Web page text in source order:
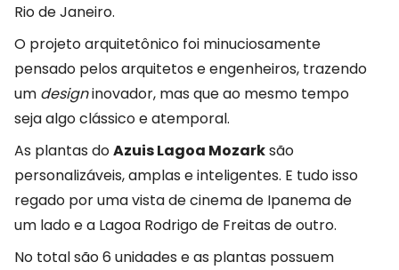
Rio de Janeiro.
O projeto arquitetônico foi minuciosamente
pensado pelos arquitetos e engenheiros, trazendo
um designinovador, mas que ao mesmo tempo
seja algo clássico e atemporal.
As plantas doAzuis Lagoa Mozarksão
personalizáveis, amplas e inteligentes. E tudo isso
regado por uma vista de cinema de Ipanema de
um lado e a Lagoa Rodrigo de Freitas de outro.
No total são 6 unidades e as plantas possuem